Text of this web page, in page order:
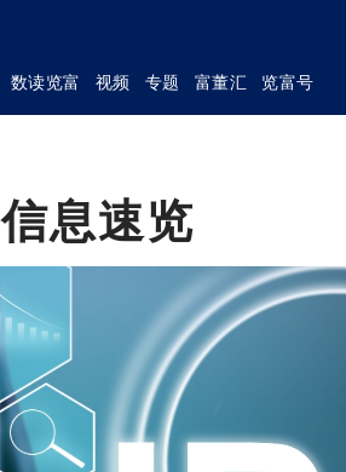
数读览富 视频 专题 富董汇 览富号
息速览